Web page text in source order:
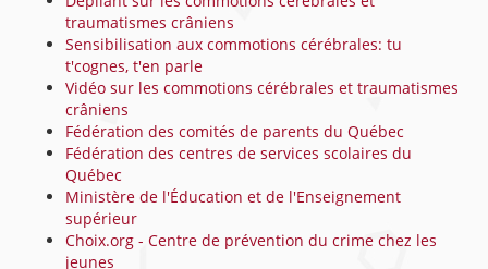
traumatismes crâniens
Sensibilisation aux commotions cérébrales: tu
t'cognes, t'en parle
Vidéo sur les commotions cérébrales et traumatismes
crâniens
Fédération des comités de parents du Québec
Fédération des centres de services scolaires du
Québec
Ministère de l'Éducation et de l'Enseignement
supérieur
Choix.org - Centre de prévention du crime chez les
jeunes